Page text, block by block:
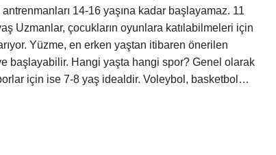
14-16 yaşına kadar başlayamaz. 11
Uzmanlar, çocukların oyunlara katılabilmeleri için
Yüzme, en erken yaştan itibaren önerilen
başlayabilir. Hangi yaşta hangi spor? Genel olarak
için ise 7-8 yaş idealdir. Voleybol, basketbol…